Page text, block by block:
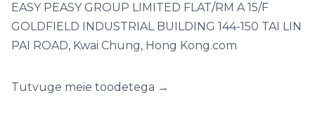
EASY PEASY GROUP LIMITED FLAT/RM A 15/F
GOLDFIELD INDUSTRIAL BUILDING 144-150 TAI LIN
PAI ROAD, Kwai Chung, Hong Kong.com
Tutvuge meie toodetega →